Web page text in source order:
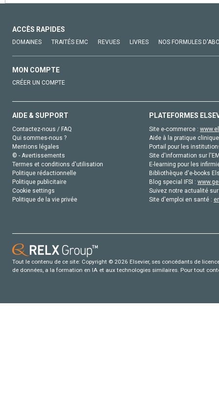
ACCÈS RAPIDES
DOMAINES TRAITÉS EMC REVUES LIVRES NOS FORMULES
MON COMPTE
CRÉER UN COMPTE
AIDE & SUPPORT
Contactez-nous / FAQ
Qui sommes-nous ?
Mentions légales
© - Avertissements
Termes et conditions d'utilisation
Politique rédactionnelle
Politique publicitaire
Cookie settings
Politique de la vie privée
PLATEFORMES
Site e-commerce :
Aide à la pratique
Portail pour les
Site d'information sur
E-learning pour les
Bibliothèque d'e-books
Blog special IFSI :
Suivez notre actualité
Site d'emploi en santé :
Tout le contenu de ce site: Copyright © 2026 Elsevier, ses concédants de
de données, a la formation en IA et aux technologies similaires. Pour tout